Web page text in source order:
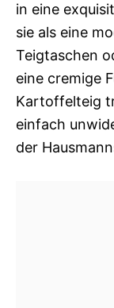
in eine
sie als eine
Teigtaschen
eine cremige
Kartoffelteig
einfach
der